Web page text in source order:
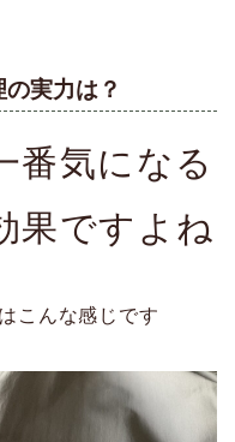
実力は？
番気になる
果ですよね
こんな感じです